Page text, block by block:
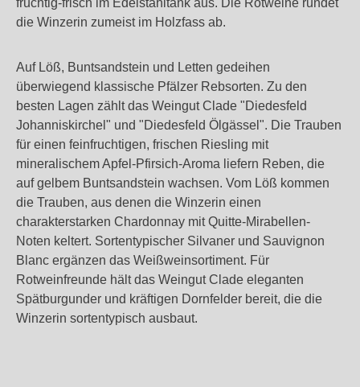
fruchtig-frisch im Edelstahltank aus. Die Rotweine rundet
die Winzerin zumeist im Holzfass ab.
Auf Löß, Buntsandstein und Letten gedeihen
überwiegend klassische Pfälzer Rebsorten. Zu den
besten Lagen zählt das Weingut Clade "Diedesfeld
Johanniskirchel" und "Diedesfeld Ölgässel". Die Trauben
für einen feinfruchtigen, frischen Riesling mit
mineralischem Apfel-Pfirsich-Aroma liefern Reben, die
auf gelbem Buntsandstein wachsen. Vom Löß kommen
die Trauben, aus denen die Winzerin einen
charakterstarken Chardonnay mit Quitte-Mirabellen-
Noten keltert. Sortentypischer Silvaner und Sauvignon
Blanc ergänzen das Weißweinsortiment. Für
Rotweinfreunde hält das Weingut Clade eleganten
Spätburgunder und kräftigen Dornfelder bereit, die die
Winzerin sortentypisch ausbaut.